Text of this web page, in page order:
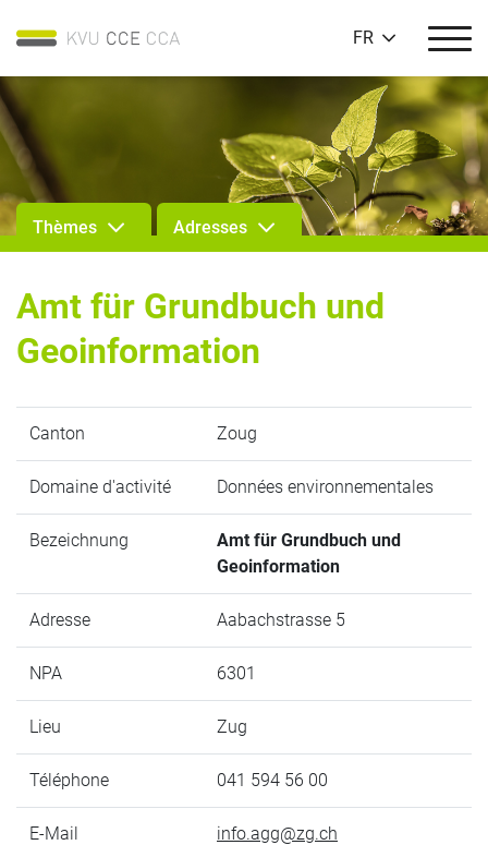
FR
Thèmes Adresses
Amt für Grundbuch und
Geoinformation
Canton Zoug
Domaine d'activité Données environnementales
Bezeichnung
Amt für Grundbuch und
Geoinformation
Adresse Aabachstrasse 5
NPA 6301
Lieu Zug
Téléphone 041 594 56 00
E-Mail info.agg@zg.ch